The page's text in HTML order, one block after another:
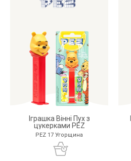
Іграшка Вінні Пух з
цукерками PEZ
PEZ 17 Угорщина